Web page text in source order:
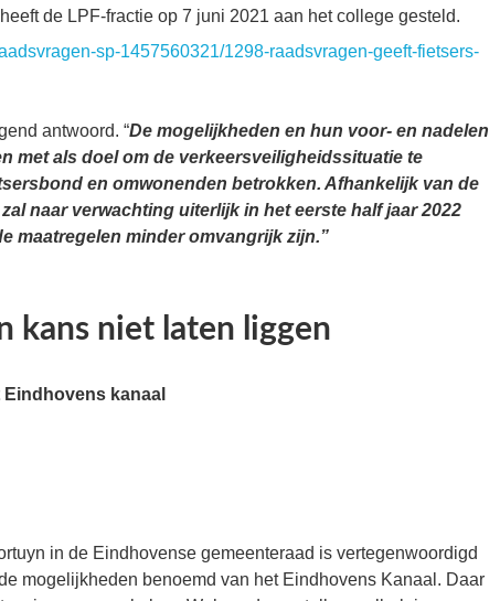
heeft de LPF-fractie op 7 juni 2021 aan het college gesteld.
sp-1457560321/1298-raadsvragen-geeft-fietsers-
antwoord. “De mogelijkheden en hun voor- en nadelen
met als doel om de verkeersveiligheidssituatie te
en omwonenden betrokken. Afhankelijk van de
naar verwachting uiterlijk in het eerste half jaar 2022
maatregelen minder omvangrijk zijn.”
kans niet laten liggen
kanaal
in de Eindhovense gemeenteraad is vertegenwoordigd
mogelijkheden benoemd van het Eindhovens Kanaal. Daar